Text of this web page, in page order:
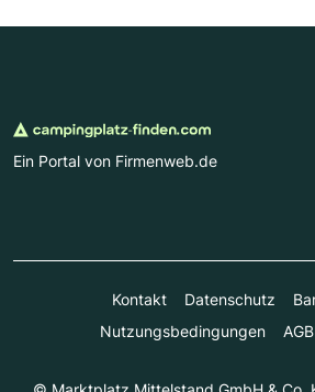
Ein Portal von Firmenweb.de
Kontakt Datenschutz
Nutzungsbedingungen
AGB